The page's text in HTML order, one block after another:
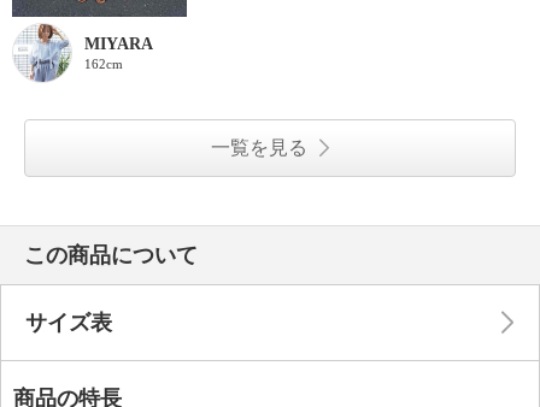
MIYARA
162cm
一覧を見る
この商品について
サイズ表
商品の特長